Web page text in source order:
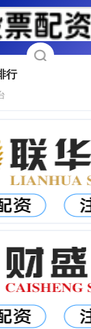
行